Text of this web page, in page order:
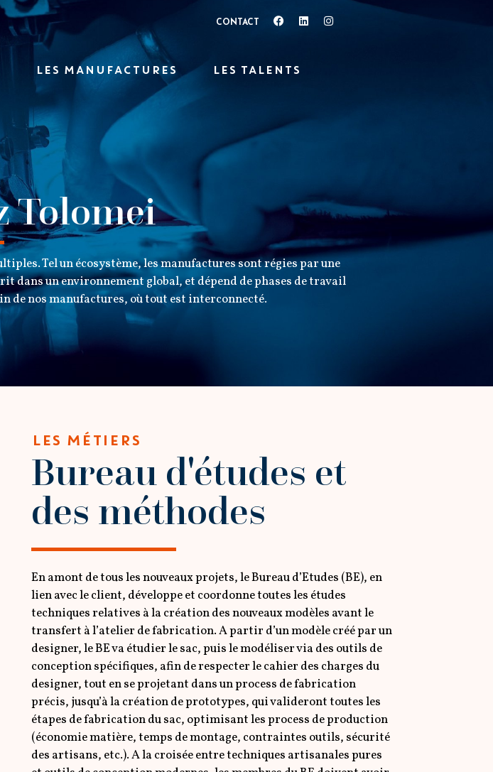
CONTACT
LES MANUFACTURES LES TALENTS
Tolomei
Tel un écosystème, les manufactures sont régies par une
dans un environnement global, et dépend de phases de travail
de nos manufactures, où tout est interconnecté.
LES MÉTIERS
Bureau d'études et
des méthodes
En amont de tous les nouveaux projets, le Bureau d’Etudes (BE), en
lien avec le client, développe et coordonne toutes les études
techniques relatives à la création des nouveaux modèles avant le
transfert à l’atelier de fabrication. A partir d’un modèle créé par un
designer, le BE va étudier le sac, puis le modéliser via des outils de
conception spécifiques, afin de respecter le cahier des charges du
designer, tout en se projetant dans un process de fabrication
précis, jusqu’à la création de prototypes, qui valideront toutes les
étapes de fabrication du sac, optimisant les process de production
(économie matière, temps de montage, contraintes outils, sécurité
des artisans, etc.). A la croisée entre techniques artisanales pures